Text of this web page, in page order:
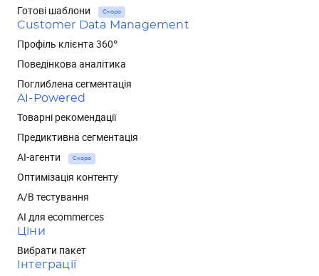
Готові шаблони
Скоро
Customer Data Management
Профіль клієнта 360°
Поведінкова аналітика
Поглиблена сегментація
AI-Powered
Товарні рекомендації
Предиктивна сегментація
AI-агенти
Скоро
Оптимізація контенту
А/В тестування
AI для ecommerces
Ціни
Вибрати пакет
Інтеграції